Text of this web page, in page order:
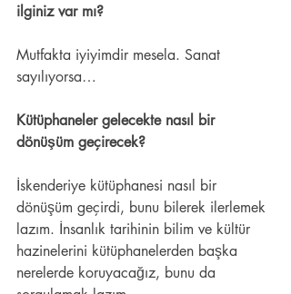
ilginiz var mı?
Mutfakta iyiyimdir mesela. Sanat
sayılıyorsa…
Kütüphaneler gelecekte nasıl bir
dönüşüm geçirecek?
İskenderiye kütüphanesi nasıl bir
dönüşüm geçirdi, bunu bilerek ilerlemek
lazım. İnsanlık tarihinin bilim ve kültür
hazinelerini kütüphanelerden başka
nerelerde koruyacağız, bunu da